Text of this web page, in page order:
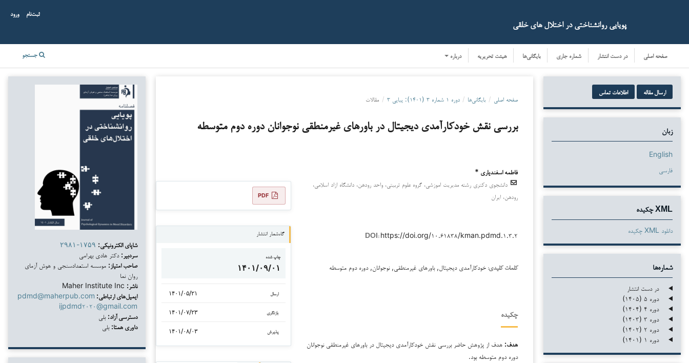
پویایی روانشناختی در اختلال های خلقی
صفحه اصلی در دست انتشار شماره جاری بایگانی‌ها هیئت تحریریه درباره جستجو
ثبت‌نام ورود
ارسال مقاله اطلاعات تماس
زبان
English
فارسی
XML چکیده
دانلود XML چکیده
شماره‌ها
در دست انتشار
دوره ۵ (۱۴۰۵)
دوره ۴ (۱۴۰۴)
دوره ۳ (۱۴۰۳)
دوره ۲ (۱۴۰۲)
دوره ۱ (۱۴۰۱)
صفحه اصلی / بایگانی‌ها / دوره ۱ شماره ۳ (۱۴۰۱): پیاپی ۳ / مقالات
بررسی نقش خودکارآمدی دیجیتال در باورهای غیرمنطقی نوجوانان دوره دوم متوسطه
فاطمه اسفندیاری *
دانشجوی دکتری رشته مدیریت اموزشی، گروه علوم تربیتی، واحد رودهن، دانشگاه ازاد اسلامی،
رودهن، ایران
DOI: https://doi.org/۱۰.۶۱۸۳۸/kman.pdmd.۱.۳.۲
کلمات کلیدی: خودکارآمدی دیجیتال, باورهای غیرمنطقی, نوجوانان, دوره دوم متوسطه
چکیده
هدف: هدف از پژوهش حاضر بررسی نقش خودکارآمدی دیجیتال در باورهای غیرمنطقی نوجوانان
دوره دوم متوسطه بود.
دانلودها PDF
گاه‌شمار انتشار
چاپ شده
۱۴۰۱/۰۹/۰۱
ارسال ۱۴۰۱/۰۵/۲۱
بازنگری ۱۴۰۱/۰۷/۲۳
پذیرش ۱۴۰۱/۰۸/۰۳
شاپای الکترونیکی: ۲۹۸۱-۱۷۵۹
سردبیر: دکتر هادی بهرامی
صاحب امتیاز: موسسه استعدادسنجی و هوش آزمای
روان نما
ناشر:
ایمیل‌های ارتباطی: pdmd@maherpub.com
ijpdmd۲۰۲۰@gmail.com
دسترسی آزاد: بلی
داوری همتا: بلی